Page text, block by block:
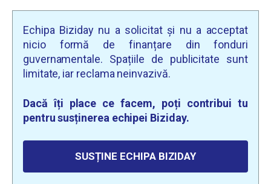
Echipa Biziday nu a solicitat și nu a acceptat
nicio formă de finanțare din fonduri
guvernamentale. Spațiile de publicitate sunt
limitate, iar reclama neinvazivă.
Dacă îți place ce facem, poți contribui tu
pentru susținerea echipei Biziday.
SUSȚINE ECHIPA BIZIDAY